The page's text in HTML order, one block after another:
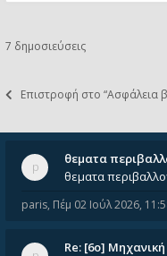
7 δημοσιεύσεις
Επιστροφή στο “Ασφάλεια
θεματα
paris, Πέμ 02 Ιούλ 2026,
Re: [6o]